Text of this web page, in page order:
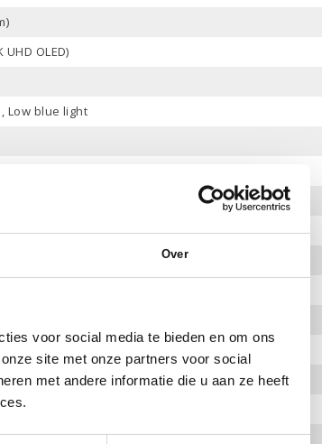
Over
voor social media te bieden en om ons
site met onze partners voor social
met andere informatie die u aan ze heeft
UHD OLED)
Low blue light
4060